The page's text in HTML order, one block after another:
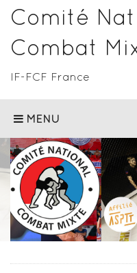
Comité
Combat
IF-FCF France
MENU